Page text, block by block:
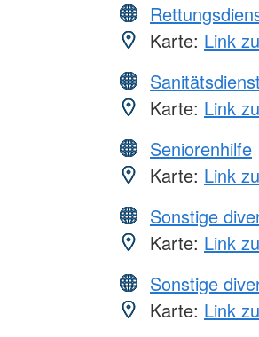
Karte: Link
Karte: Link
Seniorenhilfe
Karte: Link
Sonstige
Karte: Link
Sonstige
Karte: Link